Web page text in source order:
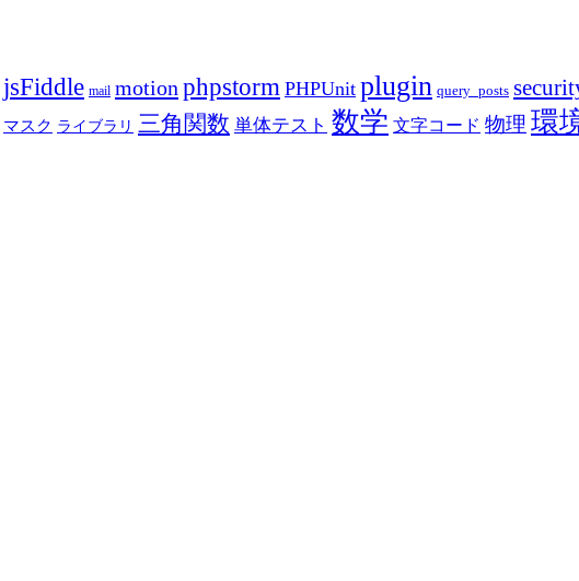
jsFiddle mail motion phpstorm PHPUnit plugin query_posts
マスク ライブラリ 三角関数 単体テスト 数学 文字コード 物理 環